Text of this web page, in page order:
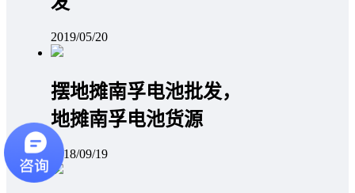
2019/05/20
摆地摊南孚电池批发，
地摊南孚电池货源
2018/09/19